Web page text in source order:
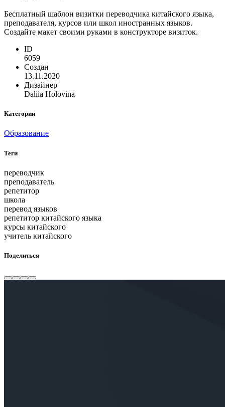
Бесплатный шаблон визитки переводчика китайского языка,
преподавателя, курсов или школ иностранных языков.
Создайте макет своими руками в конструкторе визиток.
ID
6059
Создан
13.11.2020
Дизайнер
Daliia Holovina
Категории
Образование
Теги
переводчик
преподаватель
репетитор
школа
перевод языков
репетитор китайского языка
курсы китайского
учитель китайского
Поделиться